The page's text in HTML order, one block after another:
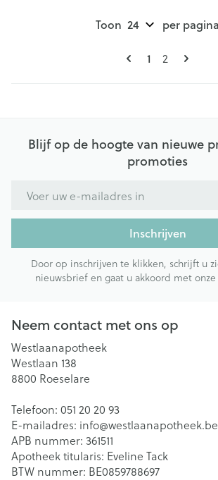
Pagina's
U lees
1 Pagina
2
Toon per pagina
Blijf op de hoogte van nieuwe
promoties
Inschrijven
Door op inschrijven te klikken, schrijft u
nieuwsbrief en gaat u akkoord met onze
Neem contact met ons op
Westlaanapotheek
Westlaan 138
8800 Roeselare
Telefoon: 051 20 20 93
E-mailadres: info@westlaanapotheek.be
APB nummer: 361511
Apotheek titularis: Eveline Tack
BTW nummer: BE0859788697